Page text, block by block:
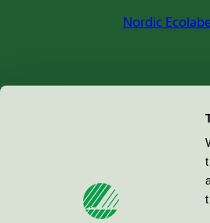
Nordic
Miljömärkning
100 64